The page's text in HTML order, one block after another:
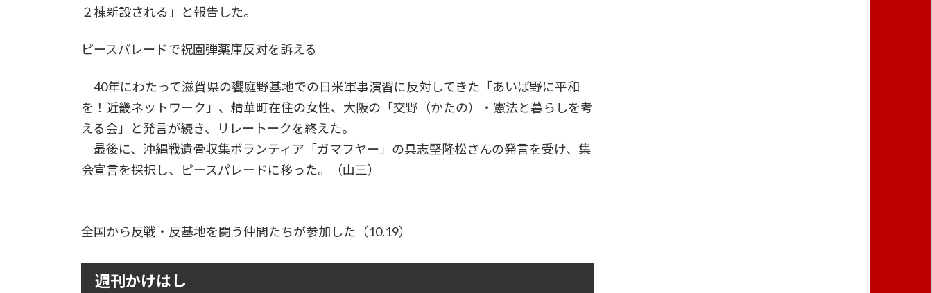
２棟新設される」と報告した。
ピースパレードで祝園弾薬庫反対を訴える
40年にわたって滋賀県の饗庭野基地での日米軍事演習に反対してきた「あいば野に平和
を！近畿ネットワーク」、精華町在住の女性、大阪の「交野（かたの）・憲法と暮らしを考
える会」と発言が続き、リレートークを終えた。
最後に、沖縄戦遺骨収集ボランティア「ガマフヤー」の具志堅隆松さんの発言を受け、集
会宣言を採択し、ピースパレードに移った。（山三）
全国から反戦・反基地を闘う仲間たちが参加した（10.19）
週刊かけはし